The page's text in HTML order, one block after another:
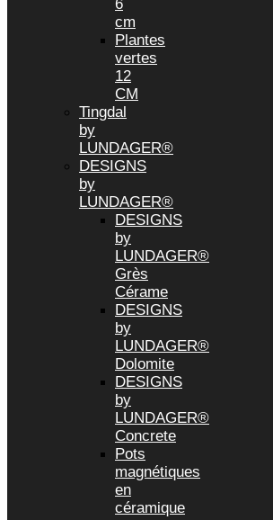
6
cm
Plantes
vertes
12
CM
Tingdal
by
LUNDAGER®
DESIGNS
by
LUNDAGER®
DESIGNS
by
LUNDAGER®
Grès
Cérame
DESIGNS
by
LUNDAGER®
Dolomite
DESIGNS
by
LUNDAGER®
Concrete
Pots
magnétiques
en
céramique